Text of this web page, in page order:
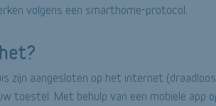
volgens een smarthome-protocol.
zijn aangesloten op het internet
toestel. Met behulp van een mobiele app